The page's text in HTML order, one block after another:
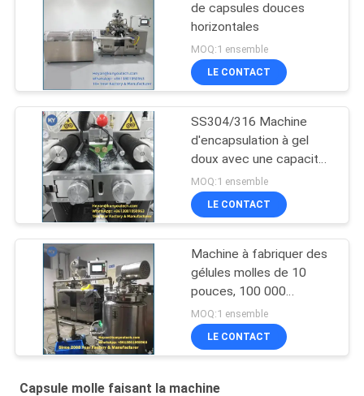
de capsules douces
horizontales
MOQ:1 ensemble
LE CONTACT
SS304/316 Machine
d'encapsulation à gel
doux avec une capacité
de 100 000 gélules par
heure et une garantie
d'un an
MOQ:1 ensemble
LE CONTACT
Machine à fabriquer des
gélules molles de 10
pouces, 100 000
gélules/heure
MOQ:1 ensemble
LE CONTACT
Capsule molle faisant la machine